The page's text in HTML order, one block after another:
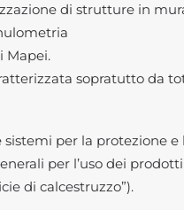
di strutture in
Mapei.
sopratutto da
per la protezione e
per l’uso dei prodotti
di calcestruzzo”).